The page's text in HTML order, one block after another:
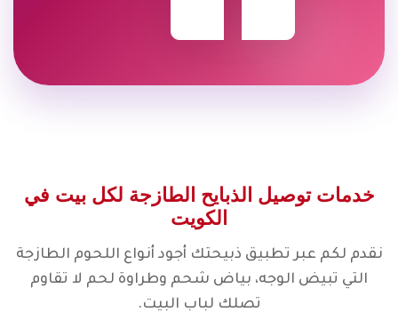
خدمات توصيل الذبايح الطازجة لكل بيت في
الكويت
نقدم لكم عبر تطبيق ذبيحتك أجود أنواع اللحوم الطازجة
التي تبيض الوجه، بياض شحم وطراوة لحم لا تقاوم
تصلك لباب البيت.